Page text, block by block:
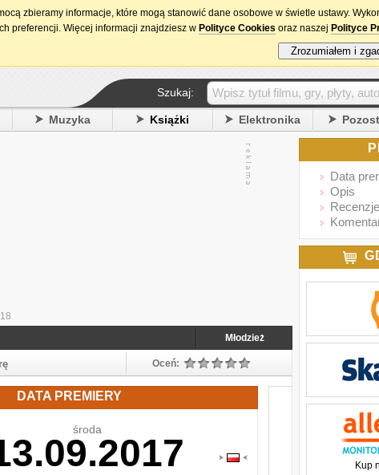
15. urodziny DataPremiery.pl
Szukaj:
Muzyka Książki Elektronika
Młodzież
Oceń:
DATA PREMIERY
środa
Data
Opis
Recenzje
Kup
zbieramy informacje, które mogą stanowić dane osobowe w świetle ustawy.
preferencji. Więcej informacji znajdziesz w Polityce Cookies oraz naszej Polityce
Zrozumiałem i